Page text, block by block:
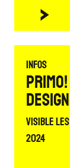
Infos
Visible les
2024